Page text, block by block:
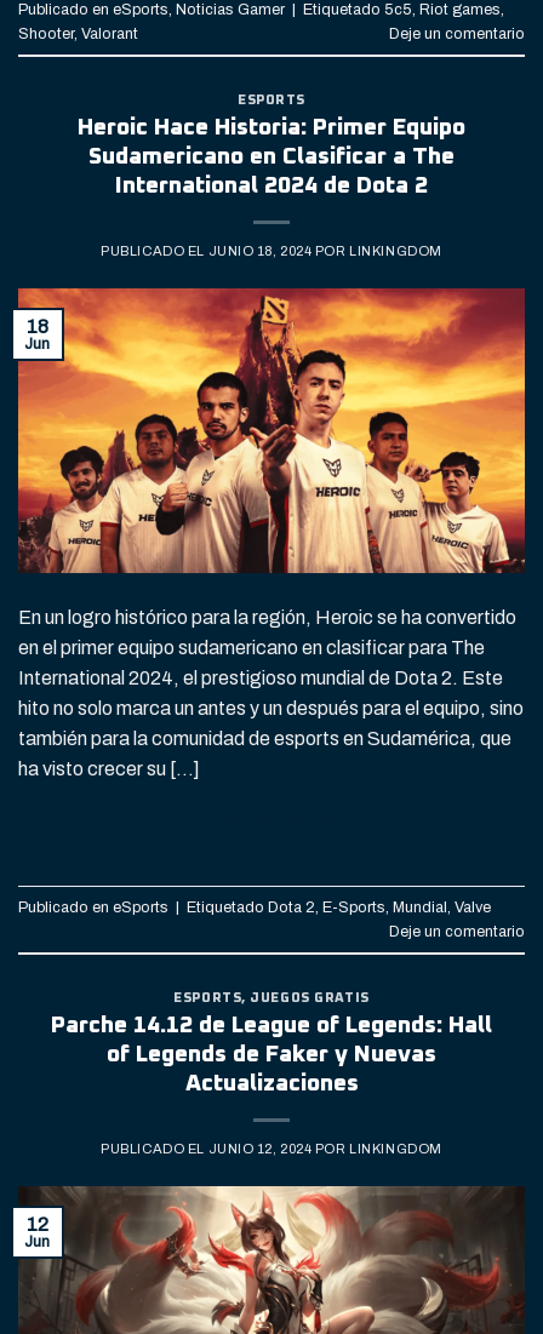
Publicado en eSports Noticias Gamer | Etiquetado 5c5 Riot games
Shooter, Valorant Deje un comentario
ESPORTS
Heroic Hace Historia: Primer Equipo
Sudamericano en Clasificar a The
International 2024 de Dota 2
PUBLICADO EL JUNIO 18, 2024 POR LINKINGDOM
18
Jun
En un logro histórico para la región, Heroic se ha convertido
en el primer equipo sudamericano en clasificar para The
International 2024, el prestigioso mundial de Dota 2. Este
hito no solo marca un antes y un después para el equipo, sino
también para la comunidad de esports en Sudamérica, que
ha visto crecer su […]
Publicado en eSports | Etiquetado Dota 2 E-Sports Mundial Valve
Deje un comentario
ESPORTS, JUEGOS GRATIS
Parche 14.12 de League of Legends: Hall
of Legends de Faker y Nuevas
Actualizaciones
PUBLICADO EL JUNIO 12, 2024 POR LINKINGDOM
12
Jun